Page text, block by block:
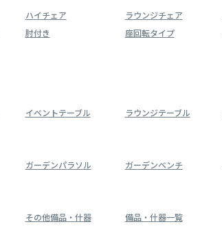
ハイチェア ラウンジチェア
肘付き 座回転タイプ
イベントテーブル ラウンジテーブル
ガーデンパラソル ガーデンベンチ
その他備品・什器 備品・什器一覧